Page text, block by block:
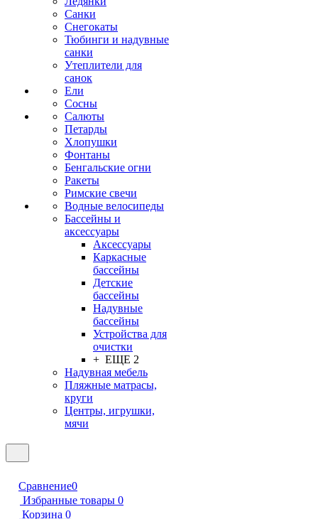
Санки
Снегокаты
Тюбинги и надувные
санки
Утеплители для
санок
Ели
Сосны
Салюты
Петарды
Хлопушки
Фонтаны
Бенгальские огни
Ракеты
Римские свечи
Водные велосипеды
Бассейны и
аксессуары
Аксессуары
Каркасные
бассейны
Детские
бассейны
Надувные
бассейны
Устройства для
очистки
+ ЕЩЕ 2
Надувная мебель
Пляжные матрасы,
круги
Центры, игрушки,
мячи
Сравнение0
Избранные товары 0
Корзина 0